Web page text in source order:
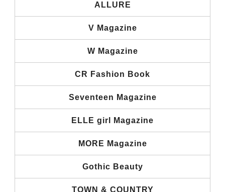
ALLURE
V Magazine
W Magazine
CR Fashion Book
Seventeen Magazine
ELLE girl Magazine
MORE Magazine
Gothic Beauty
TOWN & COUNTRY